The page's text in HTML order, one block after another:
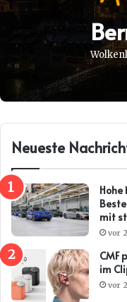
Neueste
mit
desvor
CMF
im
vor